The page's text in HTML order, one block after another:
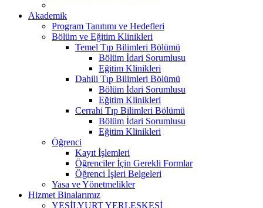
Akademik
Program Tanıtımı ve Hedefleri
Bölüm ve Eğitim Klinikleri
Temel Tıp Bilimleri Bölümü
Bölüm İdari Sorumlusu
Eğitim Klinikleri
Dahili Tıp Bilimleri Bölümü
Bölüm İdari Sorumlusu
Eğitim Klinikleri
Cerrahi Tıp Bilimleri Bölümü
Bölüm İdari Sorumlusu
Eğitim Klinikleri
Öğrenci
Kayıt İşlemleri
Öğrenciler İçin Gerekli Formlar
Öğrenci İşleri Belgeleri
Yasa ve Yönetmelikler
Hizmet Binalarımız
YEŞİLYURT YERLEŞKESİ